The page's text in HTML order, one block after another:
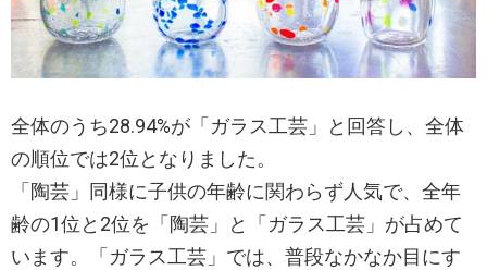
全体のうち28.94%が「ガラス工芸」と回答し、全体
の順位では2位となりました。
「陶芸」同様に子供の年齢に関わらず人気で、全年
齢の1位と2位を「陶芸」と「ガラス工芸」が占めて
います。「ガラス工芸」では、普段なかなか目にす